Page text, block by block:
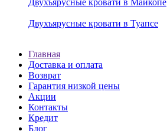
Двухъярусные кровати в Майкопе
Двухъярусные кровати в Туапсе
Главная
Доставка и оплата
Возврат
Гарантия низкой цены
Акции
Контакты
Кредит
Блог